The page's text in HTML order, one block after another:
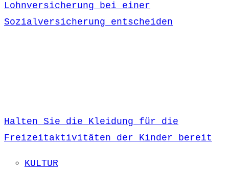
Lohnversicherung bei einer
Sozialversicherung entscheiden
Halten Sie die Kleidung für die
Freizeitaktivitäten der Kinder bereit
KULTUR